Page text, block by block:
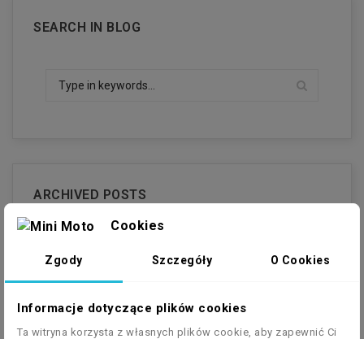
SEARCH IN BLOG
ARCHIVED POSTS
Listopad (2)
Październik (2)
Wrzesień (1)
Sierpień (3)
Cookies
Zgody Szczegóły O Cookies
Informacje dotyczące plików cookies
Ta witryna korzysta z własnych plików cookie, aby zapewnić Ci